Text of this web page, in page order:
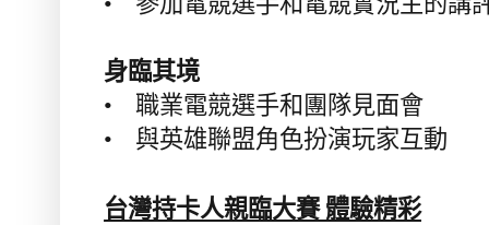
身臨其境
•
職業電競選手和團隊見面會
•
與英雄聯盟角色扮演玩家互動
台灣持卡人親臨大賽 體驗精彩